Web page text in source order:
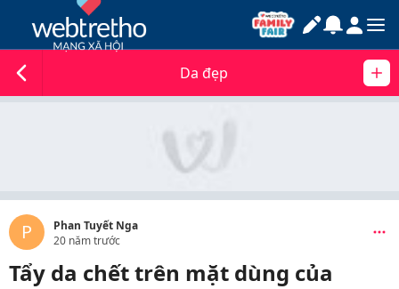
Da đẹp
P
Phan Tuyết Nga
20 năm trước
Tẩy da chết trên mặt dùng của